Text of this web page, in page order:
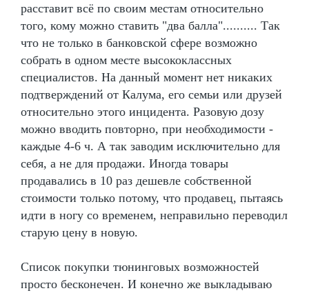
расставит всё по своим местам относительно
того, кому можно ставить "два балла".......... Так
что не только в банковской сфере возможно
собрать в одном месте высококлассных
специалистов. На данный момент нет никаких
подтверждений от Калума, его семьи или друзей
относительно этого инцидента. Разовую дозу
можно вводить повторно, при необходимости -
каждые 4-6 ч. А так заводим исключительно для
себя, а не для продажи. Иногда товары
продавались в 10 раз дешевле собственной
стоимости только потому, что продавец, пытаясь
идти в ногу со временем, неправильно переводил
старую цену в новую.
Список покупки тюнинговых возможностей
просто бесконечен. И конечно же выкладываю